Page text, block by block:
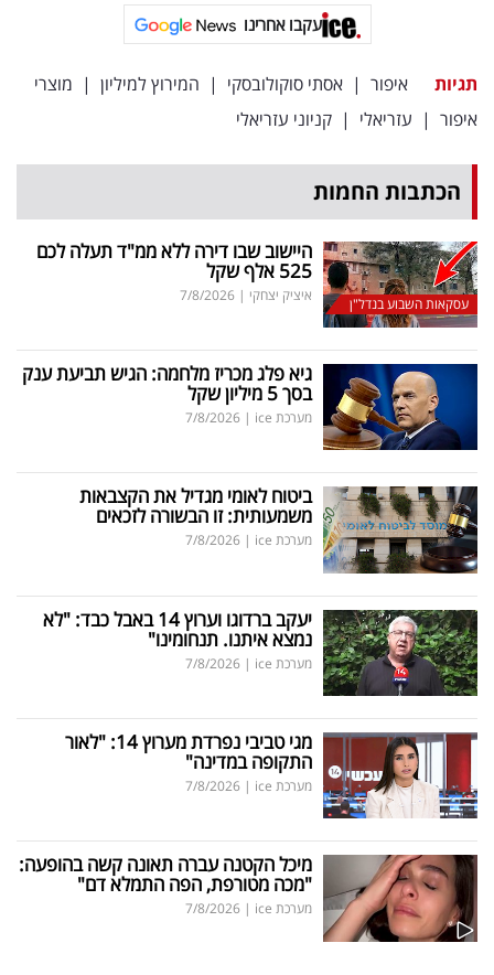
עקבו
אחרינו:
עקבו אחרינו
תגיות איפור | אסתי סוקולובסקי | המירוץ למיליון | מוצרי
איפור | עזריאלי | קניוני עזריאלי
הכתבות החמות
עסקאות השבוע בנדל"ן
היישוב שבו דירה ללא ממ"ד תעלה לכם
525 אלף שקל
איציק יצחקי |
7/8/2026
גיא פלג מכריז מלחמה: הגיש תביעת ענק
בסך 5 מיליון שקל
מערכת ice |
7/8/2026
ביטוח לאומי מגדיל את הקצבאות
משמעותית: זו הבשורה לזכאים
מערכת ice |
7/8/2026
יעקב ברדוגו וערוץ 14 באבל כבד: "לא
נמצא איתנו. תנחומינו"
מערכת ice |
7/8/2026
מגי טביבי נפרדת מערוץ 14: "לאור
התקופה במדינה"
מערכת ice |
7/8/2026
מיכל הקטנה עברה תאונה קשה בהופעה:
"מכה מטורפת, הפה התמלא דם"
מערכת ice |
7/8/2026